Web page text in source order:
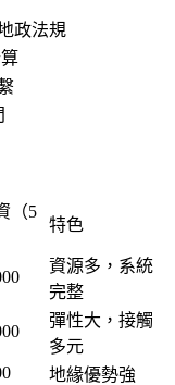
政法規
（5
特色
資源多，系統
完整
彈性大，接觸
多元
地緣優勢強